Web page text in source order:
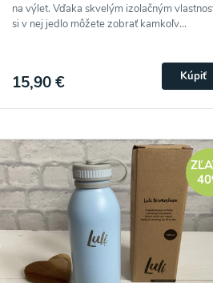
na výlet. Vďaka skvelým izolačným
si v nej jedlo môžete zobrať kamkoľv...
15,90 € Kúpiť